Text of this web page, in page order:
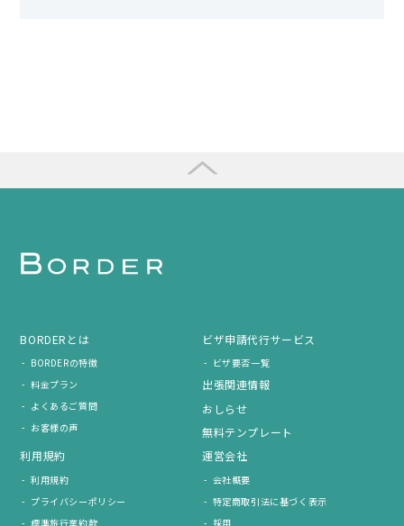
BORDERとは
BORDERの特徴
料金プラン
よくあるご質問
お客様の声
ビザ申請代行サービス
ビザ要否一覧
出張関連情報
おしらせ
無料テンプレート
利用規約
利用規約
プライバシーポリシー
標準旅行業約款
運営会社
会社概要
特定商取引法に基づく表示
採用